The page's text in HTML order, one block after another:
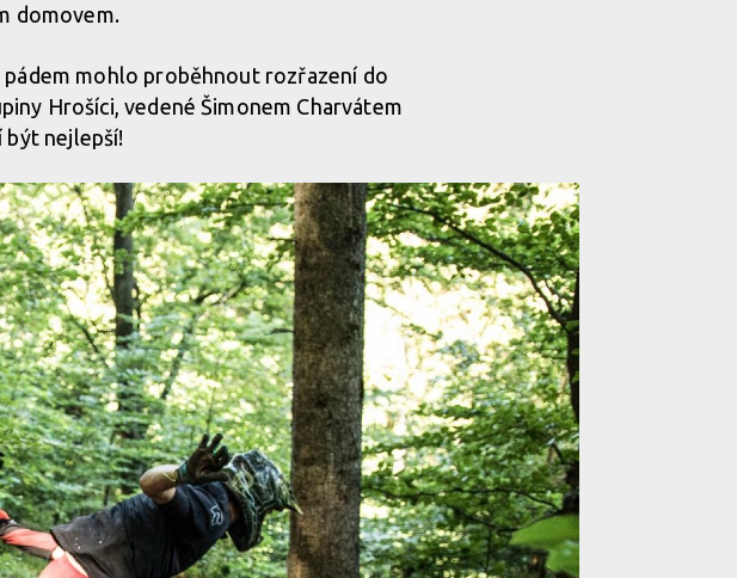
domovem.
pádem mohlo proběhnout rozřazení do
Hrošíci, vedené Šimonem Charvátem
být nejlepší!